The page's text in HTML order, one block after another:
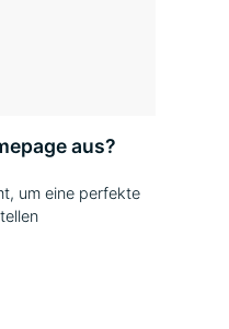
aus?
um eine perfekte